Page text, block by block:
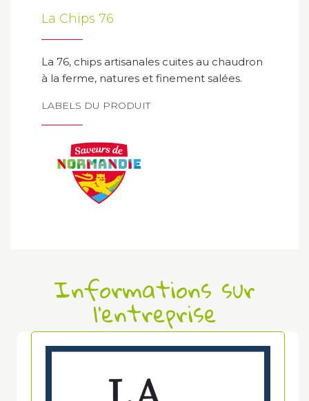
La Chips 76
La 76, chips artisanales cuites au chaudron
à la ferme, natures et finement salées.
LABELS DU PRODUIT
Informations sur
l'entreprise